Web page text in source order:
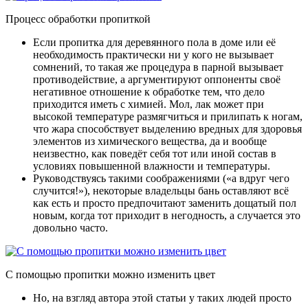
Процесс обработки пропиткой
Если пропитка для деревянного пола в доме или её
необходимость практически ни у кого не вызывает
сомнений, то такая же процедура в парной вызывает
противодействие, а аргументируют оппоненты своё
негативное отношение к обработке тем, что дело
приходится иметь с химией. Мол, лак может при
высокой температуре размягчиться и прилипать к ногам,
что жара способствует выделению вредных для здоровья
элементов из химического вещества, да и вообще
неизвестно, как поведёт себя тот или иной состав в
условиях повышенной влажности и температуры.
Руководствуясь такими соображениями («а вдруг чего
случится!»), некоторые владельцы бань оставляют всё
как есть и просто предпочитают заменить дощатый пол
новым, когда тот приходит в негодность, а случается это
довольно часто.
С помощью пропитки можно изменить цвет
Но, на взгляд автора этой статьи у таких людей просто